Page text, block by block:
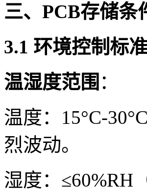
三、PCB存储条
3.1 环境控制标
温湿度范围 ：
温度：15°C-
烈波动。
湿度：≤60%RH